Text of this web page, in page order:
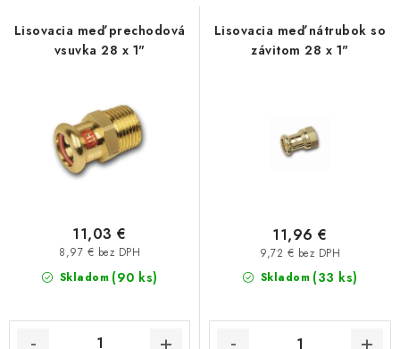
Kúrenie a chladenie
Čerpadlá a vodárne
Záhrada a závlaha
Kúpeľňa a sanita
p
Lisovacia meď prechodová
vsuvka 28 x 1"
Skladom (90 ks)
8,97 € bez DPH
11,03 €
Lisovacia meď nátrubok so
závitom 28 x 1"
Skladom (33 ks)
9,72 € bez DPH
11,96 €